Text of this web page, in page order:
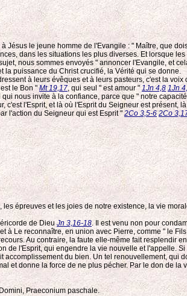
le jeune homme de l'Evangile : " Maître, que
dans les situations les plus diverses. Et lorsque
nous sommes envoyés " annoncer l'Evangile, et
puissance du Christ crucifié, la Vérité qui se donne.
à leurs évêques et à leurs pasteurs, c'est la
le Bon "Mt 19,17, qui seul " est amour " 1Jn 4,8 1Jn
nous invite à la confiance, parce que " notre
l'Esprit, et là où l'Esprit du Seigneur est présent,
l'action du Seigneur qui est Esprit "2Co 3,5-6 2Co
épreuves et les joies de notre existence, la vie
de DieuJn 3,16-18 . Il est venu non pour
à Le reconnaître, en union avec Pierre, comme " le
Au contraire, la faute elle-même fait resplendir
l'Esprit, qui engendre la vie nouvelle et l'appelle.
accomplissement du bien. Un tel renouvellement, qui
donne la force de ne plus pécher. Par le don de
Praeconium paschale.